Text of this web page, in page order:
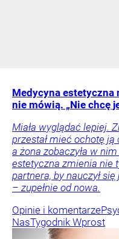
Medycyna
nie mówią. „Nie chcę
Miała wyglądać lepiej.
przestał mieć ochotę ją
a żona zobaczyła w
estetyczna zmienia nie
partnera, by nauczył
– zupełnie od nowa.
Opinie i komentarze
NasTygodnik Wprost